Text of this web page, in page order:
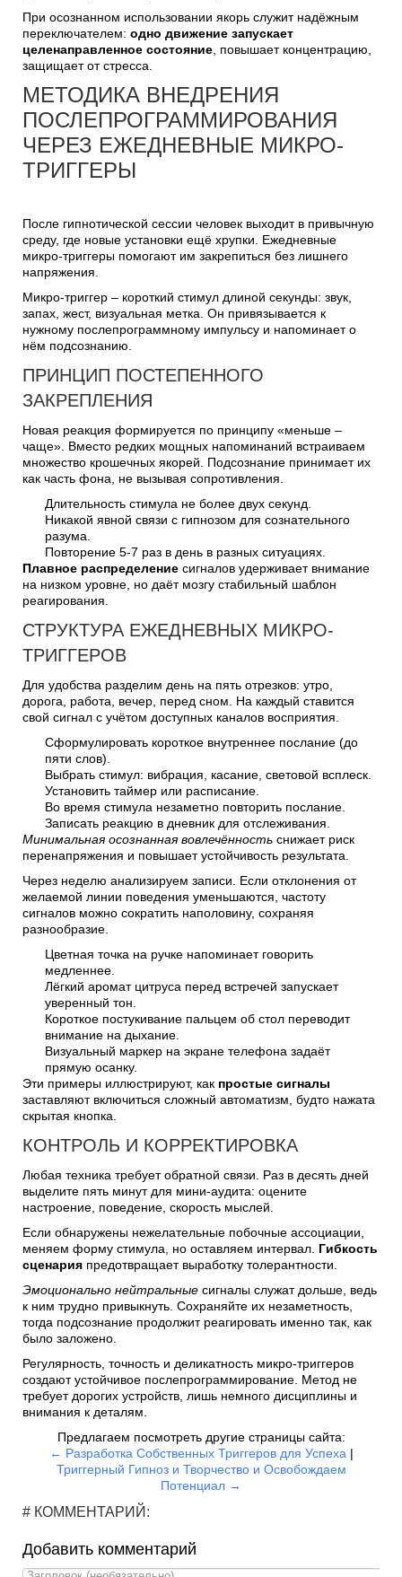
При осознанном использовании якорь служит надёжным
переключателем: одно движение запускает
целенаправленное состояние , повышает концентрацию,
защищает от стресса.
МЕТОДИКА ВНЕДРЕНИЯ
ПОСЛЕПРОГРАММИРОВАНИЯ
ЧЕРЕЗ ЕЖЕДНЕВНЫЕ МИКРО-
ТРИГГЕРЫ
После гипнотической сессии человек выходит в привычную
среду, где новые установки ещё хрупки. Ежедневные
микро-триггеры помогают им закрепиться без лишнего
напряжения.
Микро-триггер – короткий стимул длиной секунды: звук,
запах, жест, визуальная метка. Он привязывается к
нужному послепрограммному импульсу и напоминает о
нём подсознанию.
ПРИНЦИП ПОСТЕПЕННОГО
ЗАКРЕПЛЕНИЯ
Новая реакция формируется по принципу «меньше –
чаще». Вместо редких мощных напоминаний встраиваем
множество крошечных якорей. Подсознание принимает их
как часть фона, не вызывая сопротивления.
Длительность стимула не более двух секунд.
Никакой явной связи с гипнозом для сознательного
разума.
Повторение 5-7 раз в день в разных ситуациях.
Плавное распределение сигналов удерживает внимание
на низком уровне, но даёт мозгу стабильный шаблон
реагирования.
СТРУКТУРА ЕЖЕДНЕВНЫХ МИКРО-
ТРИГГЕРОВ
Для удобства разделим день на пять отрезков: утро,
дорога, работа, вечер, перед сном. На каждый ставится
свой сигнал с учётом доступных каналов восприятия.
Сформулировать короткое внутреннее послание (до
пяти слов).
Выбрать стимул: вибрация, касание, световой всплеск.
Установить таймер или расписание.
Во время стимула незаметно повторить послание.
Записать реакцию в дневник для отслеживания.
Минимальная осознанная вовлечённость снижает риск
перенапряжения и повышает устойчивость результата.
Через неделю анализируем записи. Если отклонения от
желаемой линии поведения уменьшаются, частоту
сигналов можно сократить наполовину, сохраняя
разнообразие.
Цветная точка на ручке напоминает говорить
медленнее.
Лёгкий аромат цитруса перед встречей запускает
уверенный тон.
Короткое постукивание пальцем об стол переводит
внимание на дыхание.
Визуальный маркер на экране телефона задаёт
прямую осанку.
Эти примеры иллюстрируют, как простые сигналы
заставляют включиться сложный автоматизм, будто нажата
скрытая кнопка.
КОНТРОЛЬ И КОРРЕКТИРОВКА
Любая техника требует обратной связи. Раз в десять дней
выделите пять минут для мини-аудита: оцените
настроение, поведение, скорость мыслей.
Если обнаружены нежелательные побочные ассоциации,
меняем форму стимула, но оставляем интервал. Гибкость
сценария предотвращает выработку толерантности.
Эмоционально нейтральные сигналы служат дольше, ведь
к ним трудно привыкнуть. Сохраняйте их незаметность,
тогда подсознание продолжит реагировать именно так, как
было заложено.
Регулярность, точность и деликатность микро-триггеров
создают устойчивое послепрограммирование. Метод не
требует дорогих устройств, лишь немного дисциплины и
внимания к деталям.
Предлагаем посмотреть другие страницы сайта:
← Разработка Собственных Триггеров для Успеха |
Триггерный Гипноз и Творчество и Освобождаем
Потенциал →
# КОММЕНТАРИЙ:
Добавить комментарий